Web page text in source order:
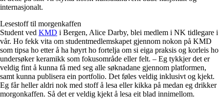
internasjonalt.
Lesestoff til morgenkaffen
Student ved KMD i Bergen, Alice Darby, blei medlem i NK tidlegare i
vår. Ho fekk vita om studentmedlemskapet gjennom nokon på KMD
som tipsa ho etter å ha høyrt ho fortelja om si eiga praksis og korleis ho
undersøker keramikk som fokusområde eller felt. – Eg tykkjer det er
veldig fint å kunna få med seg alle søknadane gjennom platformen,
samt kunna publisera ein portfolio. Det føles veldig inklusivt og kjekt.
Eg får heller aldri nok med stoff å lesa eller kikka på medan eg drikker
morgonkaffen. Så det er veldig kjekt å lesa eit blad innimellom.